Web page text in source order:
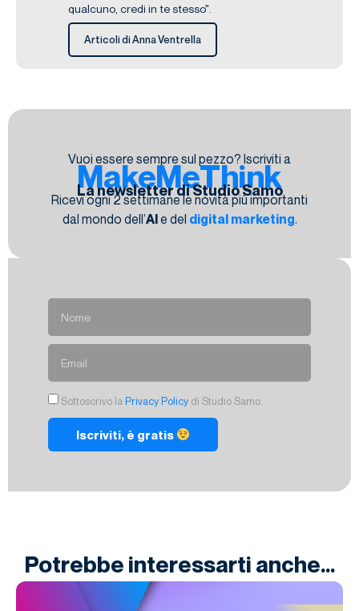
qualcuno, credi in te stesso".
Articoli di Anna Ventrella
Vuoi essere sempre sul pezzo? Iscriviti a
MakeMeThink
La newsletter di Studio Samo
Ricevi ogni 2 settimane le novità più importanti
dal mondo dell’AIe del digital marketing.
Sottoscrivo la Privacy Policy di Studio Samo.
Iscriviti, è gratis
Potrebbe interessarti anche...